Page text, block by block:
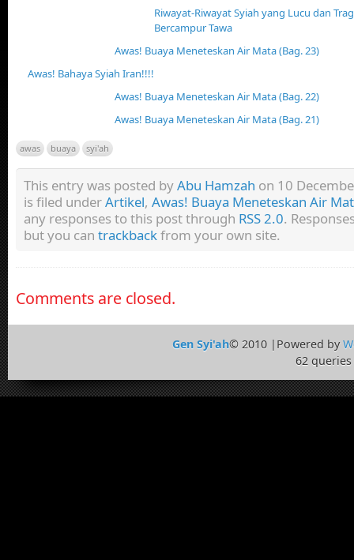
Riwayat-Riwayat Syiah yang Lucu dan
Bercampur Tawa
Awas! Buaya Meneteskan Air Mata (Bag. 23)
Awas! Bahaya Syiah Iran!!!!
Awas! Buaya Meneteskan Air Mata (Bag. 22)
Awas! Buaya Meneteskan Air Mata (Bag. 21)
awas buaya syi'ah
This entry was posted byAbu Hamzah on 10
is filed underArtikel, Awas! Buaya Meneteskan Air
any responses to this post through RSS 2.0.
but you can trackbackfrom your own site.
Comments are closed.
Gen Syi'ah© 2010 |Powered by
62 queries